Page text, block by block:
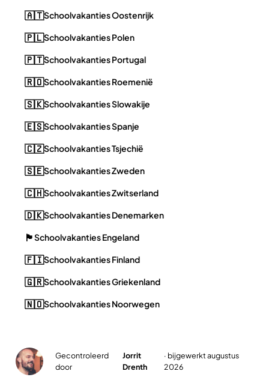
🇦🇹Schoolvakanties Oostenrijk
🇵🇱Schoolvakanties Polen
🇵🇹Schoolvakanties Portugal
🇷🇴Schoolvakanties Roemenië
🇸🇰Schoolvakanties Slowakije
🇪🇸Schoolvakanties Spanje
🇨🇿Schoolvakanties Tsjechië
🇸🇪Schoolvakanties Zweden
🇨🇭Schoolvakanties Zwitserland
🇩🇰Schoolvakanties Denemarken
🏴󠁧󠁢󠁥󠁮󠁧󠁿Schoolvakanties Engeland
🇫🇮Schoolvakanties Finland
🇬🇷Schoolvakanties Griekenland
🇳🇴Schoolvakanties Noorwegen
Gecontroleerd
door
Jorrit
Drenth
· bijgewerkt augustus
2026